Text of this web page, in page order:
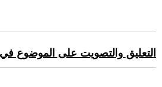
التعليق والتصويت على الموضوع